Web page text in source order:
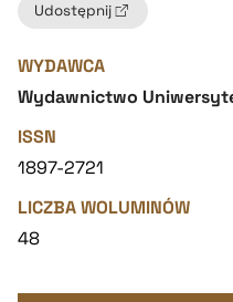
Udostępnij
WYDAWCA
Wydawnictwo
ISSN
1897-2721
LICZBA WOLUMINÓW
48